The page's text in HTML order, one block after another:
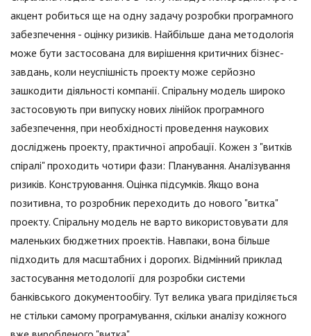
акцент робиться ще на одну задачу розробки програмного
забезпечення - оцінку ризиків. Найбільше дана методологія
може бути застосована для вирішення критичних бізнес-
завдань, коли неуспішність проекту може серйозно
зашкодити діяльності компанії. Спіральну модель широко
застосовують при випуску нових лінійок програмного
забезпечення, при необхідності проведення наукових
досліджень проекту, практичної апробації. Кожен з "витків
спіралі" проходить чотири фази: Планування. Аналізування
ризиків. Конструювання. Оцінка підсумків. Якщо вона
позитивна, то розробник переходить до нового "витка"
проекту. Спіральну модель не варто використовувати для
маленьких бюджетних проектів. Навпаки, вона більше
підходить для масштабних і дорогих. Відмінний приклад
застосування методології для розробки системи
банківського документообігу. Тут велика увага приділяється
не стільки самому програмування, скільки аналізу кожного